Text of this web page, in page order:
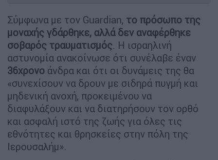
Σύμφωνα με τον Guardian, το πρόσωπο της
μοναχής γδάρθηκε, αλλά δεν αναφέρθηκε
σοβαρός τραυματισμός. Η ισραηλινή
αστυνομία ανακοίνωσε ότι συνέλαβε έναν
36χρονο άνδρα και ότι οι δυνάμεις της θα
«συνεχίσουν να δρουν με σιδηρά πυγμή και
μηδενική ανοχή, προκειμένου να
διαφυλάξουν και να διατηρήσουν τον ορθό
και ασφαλή ιστό της ζωής για όλες τις
εθνότητες και θρησκείες στην πόλη της
Ιερουσαλήμ».